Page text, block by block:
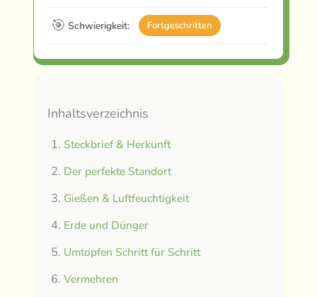
🎯 Schwierigkeit: Fortgeschritten
Inhaltsverzeichnis
Steckbrief & Herkunft
Der perfekte Standort
Gießen & Luftfeuchtigkeit
Erde und Dünger
Umtopfen Schritt für Schritt
Vermehren